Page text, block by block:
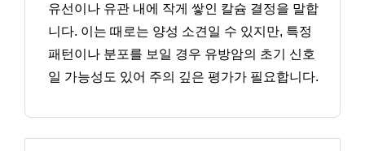
유선이나 유관 내에 작게 쌓인 칼슘 결정을 말합
니다. 이는 때로는 양성 소견일 수 있지만, 특정
패턴이나 분포를 보일 경우 유방암의 초기 신호
일 가능성도 있어 주의 깊은 평가가 필요합니다.